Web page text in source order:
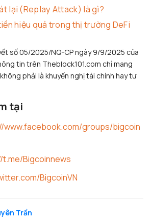
lại (Replay Attack) là gì?
hiệu quả trong thị trường DeFi
số 05/2025/NQ-CP ngày 9/9/2025 của
tin trên Theblock101.com chỉ mang
phải là khuyến nghị tài chính hay tư
tại
www.facebook.com/groups/bigcoin
Bigcoinnews
BigcoinVN
Trần